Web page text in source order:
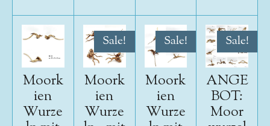
Moork
ien
Wurze
Sale!
Moork
ien
Wurze
Sale!
Moork
ien
Wurze
Sale!
ANGE
BOT:
Moor